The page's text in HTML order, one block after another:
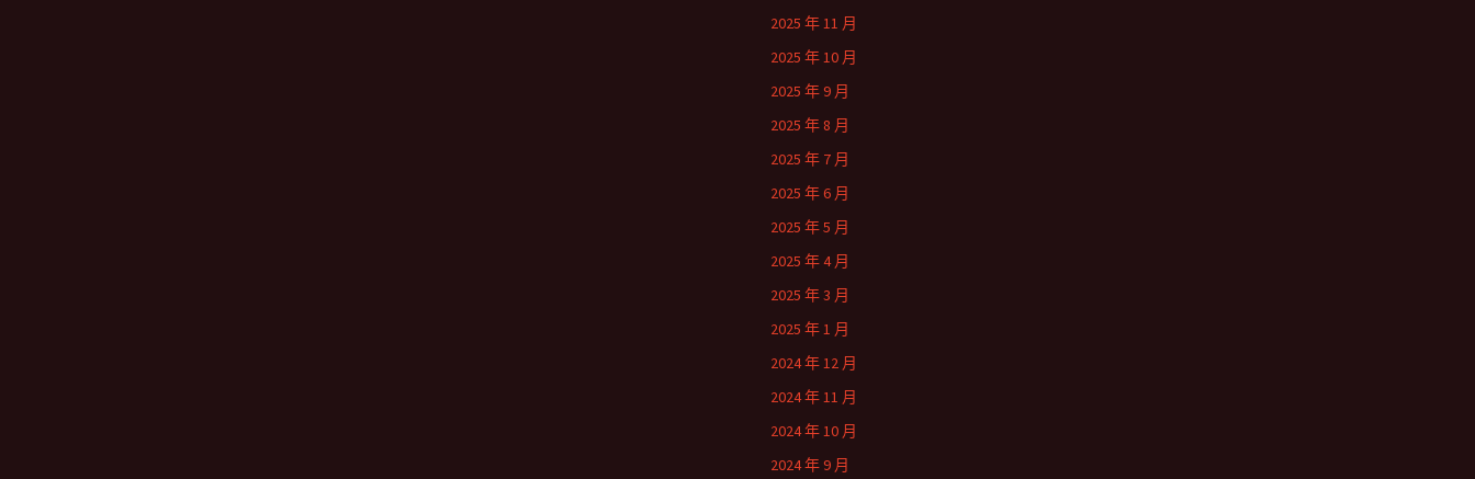
2025 年 11 月
2025 年 10 月
2025 年 9 月
2025 年 8 月
2025 年 7 月
2025 年 6 月
2025 年 5 月
2025 年 4 月
2025 年 3 月
2025 年 1 月
2024 年 12 月
2024 年 11 月
2024 年 10 月
2024 年 9 月